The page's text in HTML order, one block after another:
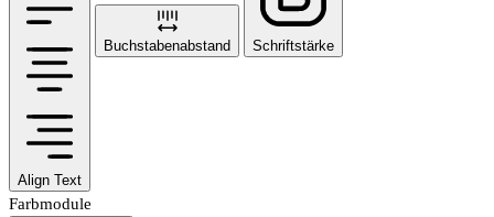
Align Text
Buchstabenabstand Schriftstärke
Farbmodule